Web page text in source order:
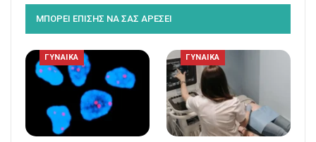
ΜΠΟΡΕΙ ΕΠΙΣΗΣ ΝΑ ΣΑΣ ΑΡΕΣΕΙ
ΓΥΝΑΙΚΑ ΓΥΝΑΙΚΑ